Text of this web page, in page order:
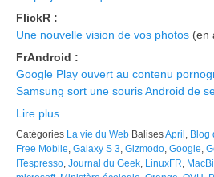
FlickR :
Une nouvelle vision de vos photos (en
FrAndroid :
Google Play ouvert au contenu
Samsung sort une souris Android de
Lire plus ...
Catégories La vie du Web BalisesApril , Blog
Free Mobile, Galaxy S 3, Gizmodo, Google,
ITespresso, Journal du Geek, LinuxFR,